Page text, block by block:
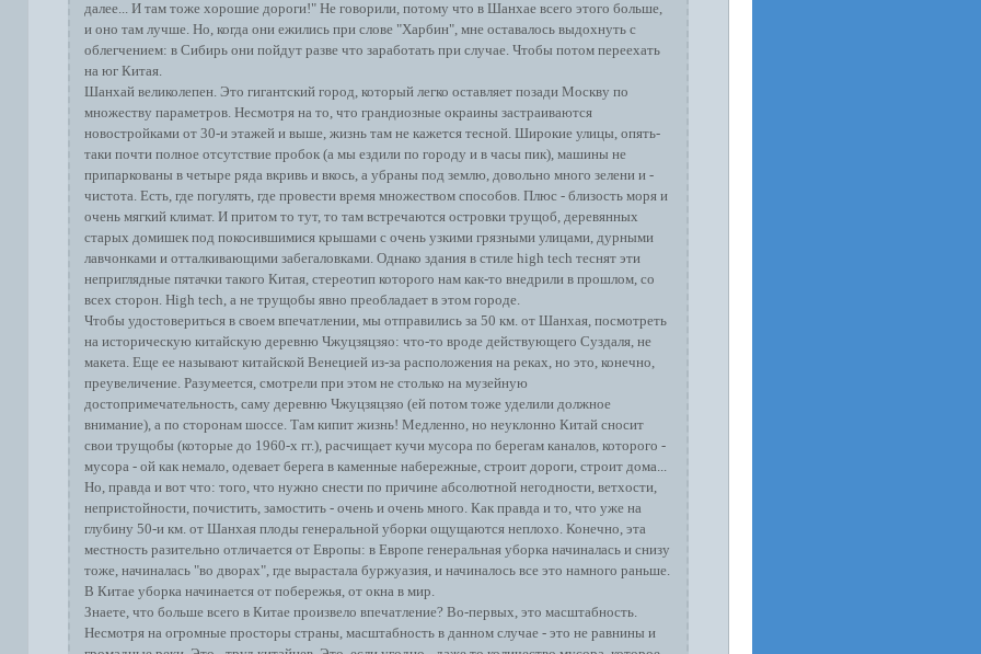
далее... И там тоже хорошие дороги!" Не говорили, потому что в Шанхае всего этого больше,
и оно там лучше. Но, когда они ежились при слове "Харбин", мне оставалось выдохнуть с
облегчением: в Сибирь они пойдут разве что заработать при случае. Чтобы потом переехать
на юг Китая.
Шанхай великолепен. Это гигантский город, который легко оставляет позади Москву по
множеству параметров. Несмотря на то, что грандиозные окраины застраиваются
новостройками от 30-и этажей и выше, жизнь там не кажется тесной. Широкие улицы, опять-
таки почти полное отсутствие пробок (а мы ездили по городу и в часы пик), машины не
припаркованы в четыре ряда вкривь и вкось, а убраны под землю, довольно много зелени и -
чистота. Есть, где погулять, где провести время множеством способов. Плюс - близость моря и
очень мягкий климат. И притом то тут, то там встречаются островки трущоб, деревянных
старых домишек под покосившимися крышами с очень узкими грязными улицами, дурными
лавчонками и отталкивающими забегаловками. Однако здания в стиле high tech теснят эти
неприглядные пятачки такого Китая, стереотип которого нам как-то внедрили в прошлом, со
всех сторон. High tech, а не трущобы явно преобладает в этом городе.
Чтобы удостовериться в своем впечатлении, мы отправились за 50 км. от Шанхая, посмотреть
на историческую китайскую деревню Чжуцзяцзяо: что-то вроде действующего Суздаля, не
макета. Еще ее называют китайской Венецией из-за расположения на реках, но это, конечно,
преувеличение. Разумеется, смотрели при этом не столько на музейную
достопримечательность, саму деревню Чжуцзяцзяо (ей потом тоже уделили должное
внимание), а по сторонам шоссе. Там кипит жизнь! Медленно, но неуклонно Китай сносит
свои трущобы (которые до 1960-х гг.), расчищает кучи мусора по берегам каналов, которого -
мусора - ой как немало, одевает берега в каменные набережные, строит дороги, строит дома...
Но, правда и вот что: того, что нужно снести по причине абсолютной негодности, ветхости,
непристойности, почистить, замостить - очень и очень много. Как правда и то, что уже на
глубину 50-и км. от Шанхая плоды генеральной уборки ощущаются неплохо. Конечно, эта
местность разительно отличается от Европы: в Европе генеральная уборка начиналась и снизу
тоже, начиналась "во дворах", где вырастала буржуазия, и начиналось все это намного раньше.
В Китае уборка начинается от побережья, от окна в мир.
Знаете, что больше всего в Китае произвело впечатление? Во-первых, это масштабность.
Несмотря на огромные просторы страны, масштабность в данном случае - это не равнины и